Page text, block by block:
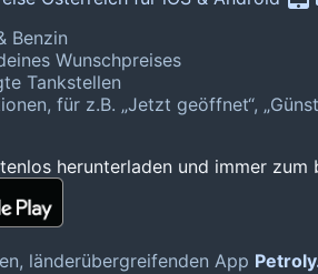
Benzin
Wunschpreises
Tankstellen
für z.B. „Jetzt geöffnet“,
herunterladen und immer zum
länderübergreifenden App